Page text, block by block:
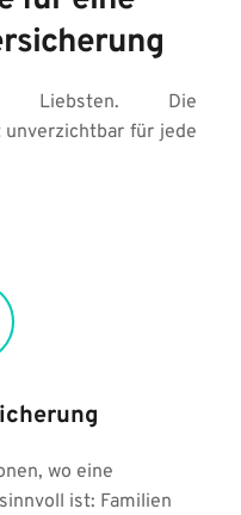
Liebsten. Die
für jede
wo eine
ist: Familien